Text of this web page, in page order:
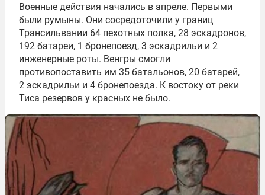
Военные действия начались в апреле. Первыми
были румыны. Они сосредоточили у границ
Трансильвании 64 пехотных полка, 28 эскадронов,
192 батареи, 1 бронепоезд, 3 эскадрильи и 2
инженерные роты. Венгры смогли
противопоставить им 35 батальонов, 20 батарей,
2 эскадрильи и 4 бронепоезда. К востоку от реки
Тиса резервов у красных не было.